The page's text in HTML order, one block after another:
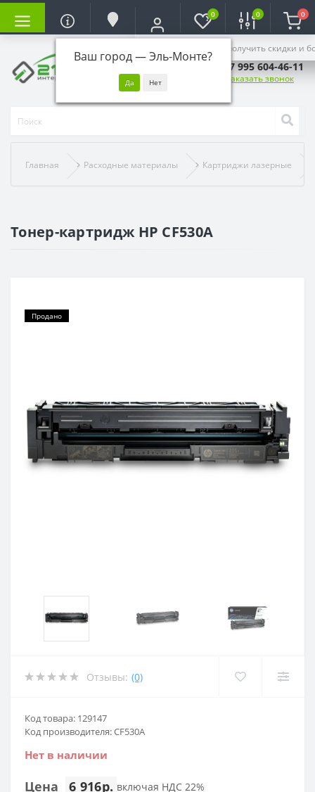
Ваш город —Эль-Монте?
Войдите, чтобы получить скидки и
0 0 0
+7 995 604-46-11
Заказать звонок
Главная Расходные материалы Картриджи лазерные
Тонер-картридж HP CF530A
Продано
Отзывы: (0)
Код товара: 129147
Код производителя: CF530A
Нет в наличии
Цена 6 916р. включая НДС 22%